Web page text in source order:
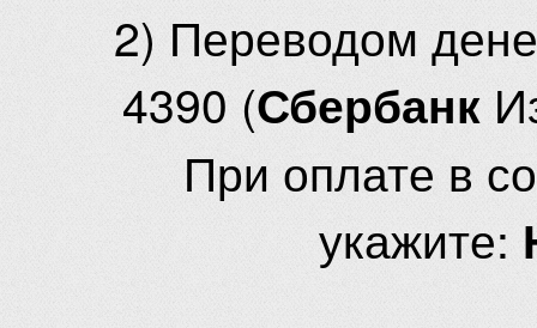
2) Переводом
4390 (Сбербанк
При оплате в
укажите: